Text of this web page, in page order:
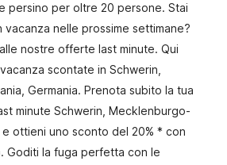
persino per oltre 20 persone. Stai
nelle prossime settimane?
nostre offerte last minute. Qui
scontate in Schwerin,
Germania. Prenota subito la tua
minute Schwerin, Mecklenburgo-
e ottieni uno sconto del 20% * con
Goditi la fuga perfetta con le